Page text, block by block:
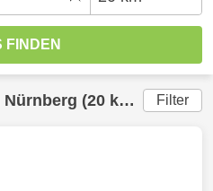
Nürnberg (20 km) gefunden Filter